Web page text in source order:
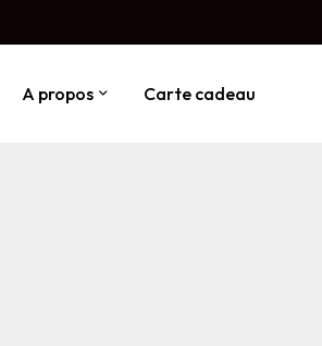
A propos Carte cadeau